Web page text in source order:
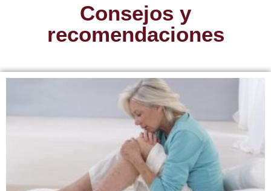
Consejos y
recomendaciones